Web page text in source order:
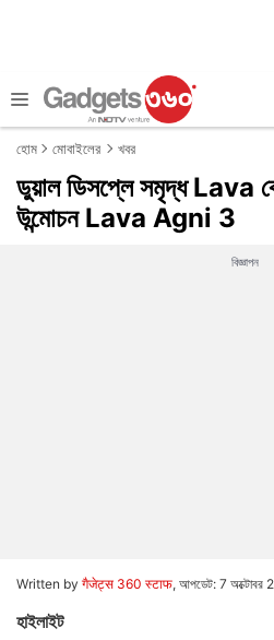
হোম মোবাইলের খবর
ডুয়াল ডিসপ্লে সমৃদ্ধ Lava
উন্মোচন Lava Agni 3
বিজ্ঞাপন
Written by गैजेट्स 360 स्टाफ, আপডেট: 7
হাইলাইট